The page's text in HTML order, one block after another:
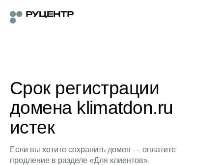
Срок регистрации
домена klimatdon.ru
истек
Если вы хотите сохранить домен — оплатите
продление в разделе «Для клиентов».